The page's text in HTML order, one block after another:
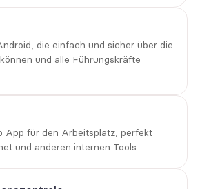
die einfach und sicher über die
und alle Führungskräfte
App für den Arbeitsplatz, perfekt
und anderen internen Tools.